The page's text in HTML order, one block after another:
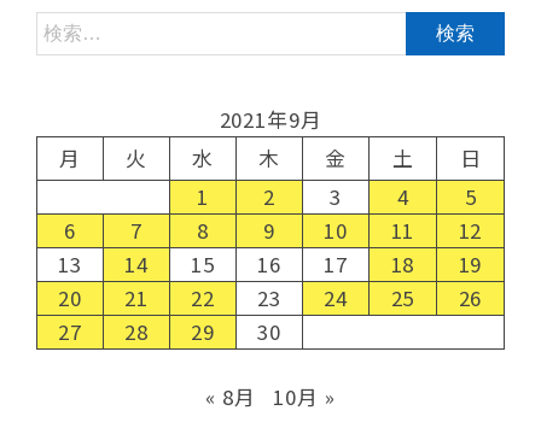
2021年9月
月
火 水 木 金 土
日
1
2 3 4
5
6
7 8 9 10 11
12
13
14 15 16 17 18
19
20
21 22 23 24 25
26
27
28 29 30
« 8月 10月 »